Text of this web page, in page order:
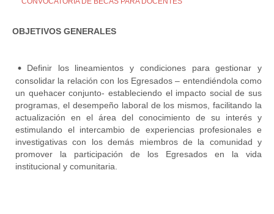
OBJETIVOS GENERALES
Definir los lineamientos y condiciones para gestionar y
consolidar la relación con los Egresados – entendiéndola como
un quehacer conjunto- estableciendo el impacto social de sus
programas, el desempeño laboral de los mismos, facilitando la
actualización en el área del conocimiento de su interés y
estimulando el intercambio de experiencias profesionales e
investigativas con los demás miembros de la comunidad y
promover la participación de los Egresados en la vida
institucional y comunitaria.